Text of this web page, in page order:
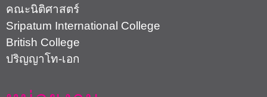
คณะนิติศาสตร์
Sripatum International College
British College
ปริญญาโท-เอก